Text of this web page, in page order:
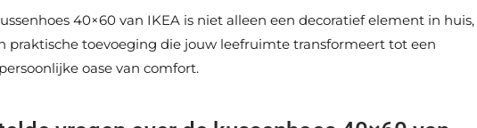
40×60 van IKEA is niet alleen een decoratief element in huis,
praktische toevoeging die jouw leefruimte transformeert tot een
oase van comfort.